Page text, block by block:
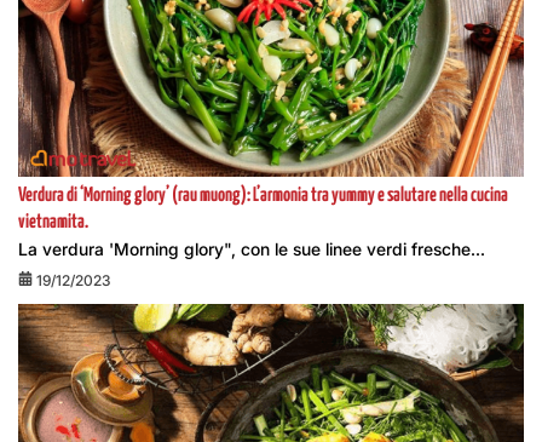
Verdura di ‘Morning glory’ (rau muong): L’armonia tra yummy e salutare nella cucina
vietnamita.
La verdura 'Morning glory", con le sue linee verdi fresche...
19/12/2023